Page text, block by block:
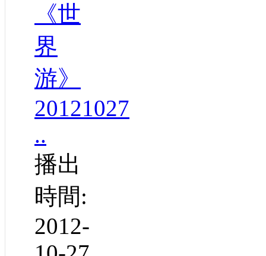
《世
界
游》
20121027
..
播出
時間:
2012-